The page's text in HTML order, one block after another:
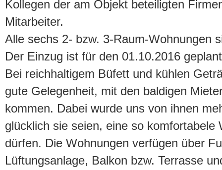
Kollegen der am Objekt beteiligten
Mitarbeiter.
Alle sechs 2- bzw. 3-Raum-Wohnungen
Der Einzug ist für den 01.10.2016
Bei reichhaltigem Büfett und kühlen
gute Gelegenheit, mit den baldigen
kommen. Dabei wurde uns von ihnen
glücklich sie seien, eine so komfortabele
dürfen. Die Wohnungen verfügen über
Lüftungsanlage, Balkon bzw. Terrasse